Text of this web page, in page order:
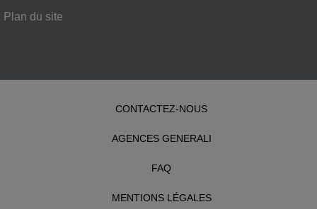
Plan du site
CONTACTEZ-NOUS
AGENCES GENERALI
FAQ
MENTIONS LÉGALES